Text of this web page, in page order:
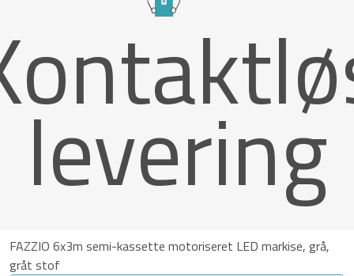
levering
FAZZIO 6x3m semi-kassette motoriseret LED markise, grå,
gråt stof